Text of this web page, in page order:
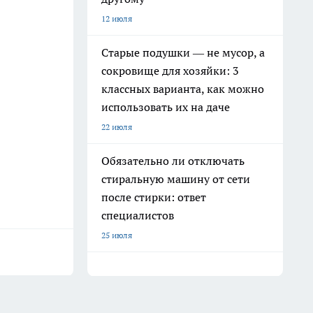
12 июля
Старые подушки — не мусор, а
сокровище для хозяйки: 3
классных варианта, как можно
использовать их на даче
22 июля
Обязательно ли отключать
стиральную машину от сети
после стирки: ответ
специалистов
25 июля